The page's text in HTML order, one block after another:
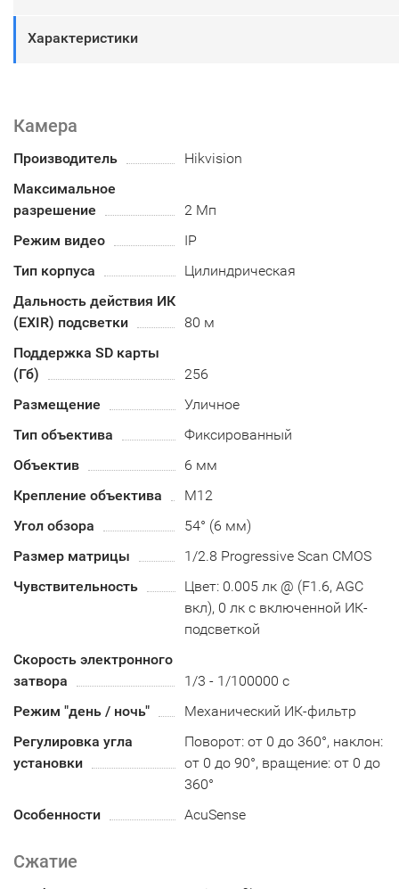
Характеристики
Камера
Производитель
Hikvision
Максимальное
разрешение
2 Мп
Режим видео
IP
Тип корпуса
Цилиндрическая
Дальность действия ИК
(EXIR) подсветки
80 м
Поддержка SD карты
(Гб)
256
Размещение
Уличное
Тип объектива
Фиксированный
Объектив
6 мм
Крепление объектива
М12
Угол обзора
54° (6 мм)
Размер матрицы
1/2.8 Progressive Scan CMOS
Чувствительность
Цвет: 0.005 лк @ (F1.6, AGC
вкл), 0 лк с включенной ИК-
подсветкой
Скорость электронного
затвора
1/3 - 1/100000 с
Режим "день / ночь"
Механический ИК-фильтр
Регулировка угла
установки
Поворот: от 0 до 360°, наклон:
от 0 до 90°, вращение: от 0 до
360°
Особенности
AcuSense
Сжатие